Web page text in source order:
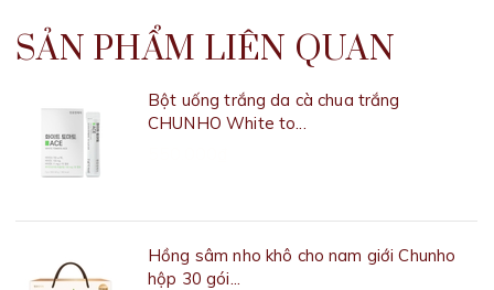
SẢN PHẨM LIÊN QUAN
Bột uống trắng da cà chua trắng
CHUNHO White to...
Hồng sâm nho khô cho nam giới Chunho
hộp 30 gói...